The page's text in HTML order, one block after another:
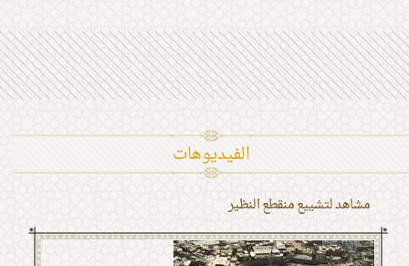
الفیدیوهات
مشاهد لتشييع منقطع النظير